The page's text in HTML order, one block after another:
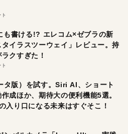
ト
も書ける!? エレコム×ゼブラの新
イラスツーウェイ」レビュー。持
クすぎた！
ト
タ版）を試す。Siri AI、ショート
成ほか、期待大の便利機能5選。
入り口になる未来はすぐそこ！